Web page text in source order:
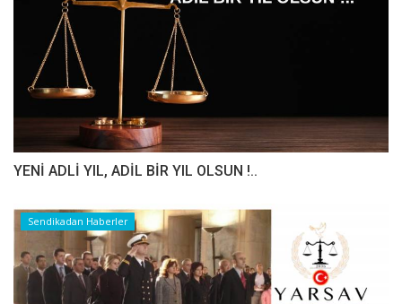
YENİ ADLİ YIL, ADİL BİR YIL OLSUN !..
Sendikadan Haberler